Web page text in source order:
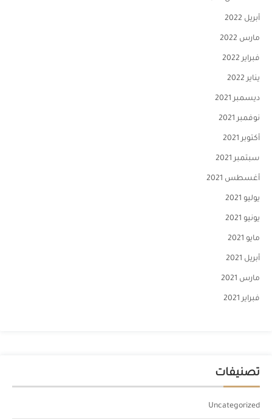
أبريل 2022
مارس 2022
فبراير 2022
يناير 2022
ديسمبر 2021
نوفمبر 2021
أكتوبر 2021
سبتمبر 2021
أغسطس 2021
يوليو 2021
يونيو 2021
مايو 2021
أبريل 2021
مارس 2021
فبراير 2021
تصنيفات
Uncategorized